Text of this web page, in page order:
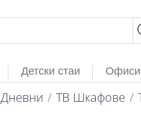
Детски стаи Офиси
Дневни ТВ Шкафове